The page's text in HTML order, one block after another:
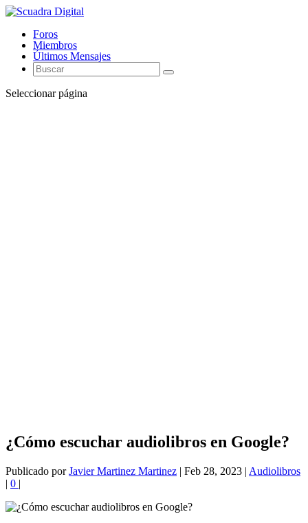
Foros
Miembros
Últimos Mensajes
Seleccionar página
¿Cómo escuchar audiolibros en Google?
Publicado porJavier Martinez Martinez | Feb 28, 2023 | Audiolibros
| 0 |